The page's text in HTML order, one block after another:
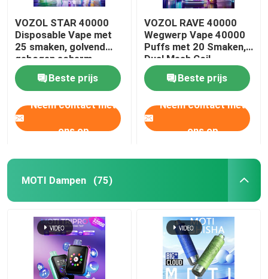
VOZOL STAR 40000
Disposable Vape met
25 smaken, golvend
gebogen scherm,
dubbele mesh coil,
1000mAh oplaadbare
batterij
Beste prijs
Neem contact met
ons op
VOZOL RAVE 40000
Wegwerp Vape 40000
Puffs met 20 Smaken,
Dual Mesh Coil,
1000mAh Oplaadbare
BatterijBeste prijs
Neem contact met
ons op
MOTI Dampen (75)